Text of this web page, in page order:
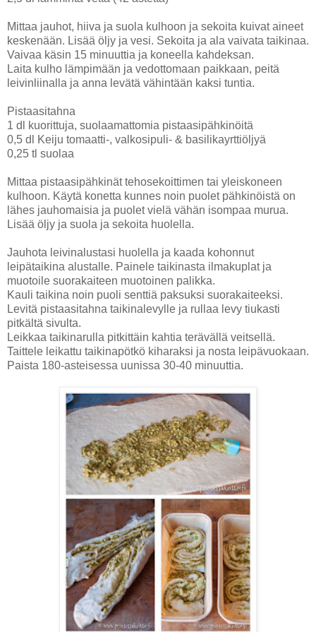
Mittaa jauhot, hiiva ja suola kulhoon ja sekoita kuivat aineet
keskenään. Lisää öljy ja vesi. Sekoita ja ala vaivata taikinaa.
Vaivaa käsin 15 minuuttia ja koneella kahdeksan.
Laita kulho lämpimään ja vedottomaan paikkaan, peitä
leivinliinalla ja anna levätä vähintään kaksi tuntia.
Pistaasitahna
1 dl kuorittuja, suolaamattomia pistaasipähkinöitä
0,5 dl Keiju tomaatti-, valkosipuli- & basilikayrttiöljyä
0,25 tl suolaa
Mittaa pistaasipähkinät tehosekoittimen tai yleiskoneen
kulhoon. Käytä konetta kunnes noin puolet pähkinöistä on
lähes jauhomaisia ja puolet vielä vähän isompaa murua.
Lisää öljy ja suola ja sekoita huolella.
Jauhota leivinalustasi huolella ja kaada kohonnut
leipätaikina alustalle. Painele taikinasta ilmakuplat ja
muotoile suorakaiteen muotoinen palikka.
Kauli taikina noin puoli senttiä paksuksi suorakaiteeksi.
Levitä pistaasitahna taikinalevylle ja rullaa levy tiukasti
pitkältä sivulta.
Leikkaa taikinarulla pitkittäin kahtia terävällä veitsellä.
Taittele leikattu taikinapötkö kiharaksi ja nosta leipävuokaan.
Paista 180-asteisessa uunissa 30-40 minuuttia.